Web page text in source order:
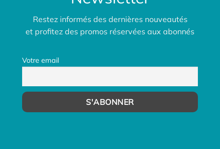
Restez informés des dernières nouveautés
et profitez des promos réservées aux abonnés
Votre email